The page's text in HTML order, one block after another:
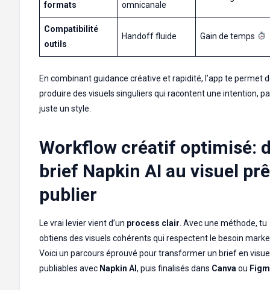
formats omnicanale
Compatibilité
outils
Handoff fluide Gain de temps
En combinant guidance créative et rapidité, l’app te permet
produire des visuels singuliers qui racontent une intention,
juste un style.
Workflow créatif optimisé:
brief Napkin AI au visuel
publier
Le vrai levier vient d’un process clair . Avec une méthode, tu
obtiens des visuels cohérents qui respectent le besoin
Voici un parcours éprouvé pour transformer un brief en
publiables avec Napkin AI , puis finalisés dans Canva ou